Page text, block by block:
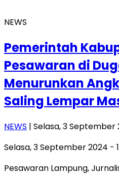
NEWS
Pemerintah
Pesawaran di
Menurunkan
Saling Lempar
NEWS | Selasa, 3 September
Selasa, 3 September 2024 -
Pesawaran Lampung,